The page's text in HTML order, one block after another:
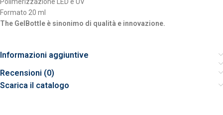
Formato 20 ml
The GelBottle è sinonimo di qualità e innovazione.
Informazioni aggiuntive
Recensioni (0)
Scarica il catalogo